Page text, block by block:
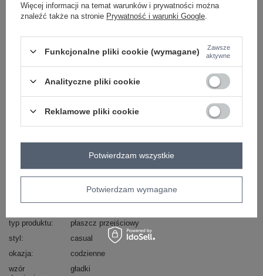
brązowy
ZALOGUJ SIĘ I ZOBACZ CENĘ
Masz pytanie? Chętnie pomożemy.
Zadzwoń+48 601 547 740 Zadaj pytanie
skład materiału : 100% poliester
sposób prania : pranie w pralce w 30°C
IT-PL-A9587.00
typ produktu
płaszcz przejściowy
styl
casual
okazja
codzienne
wzór
gładki
Więcej informacji na temat warunków i prywatności można
znaleźć także na stronie Prywatność i warunki Google
Funkcjonalne pliki cookie (wymagane)
Zawsze
aktywne
Analityczne pliki cookie
Reklamowe pliki cookie
Potwierdzam wymagane
Potwierdzam wszystkie